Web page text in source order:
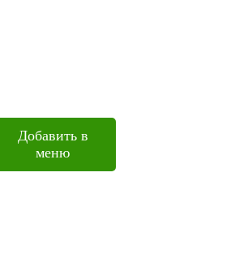
Добавить в
меню